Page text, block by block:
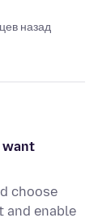
назад
want
choose
and enable